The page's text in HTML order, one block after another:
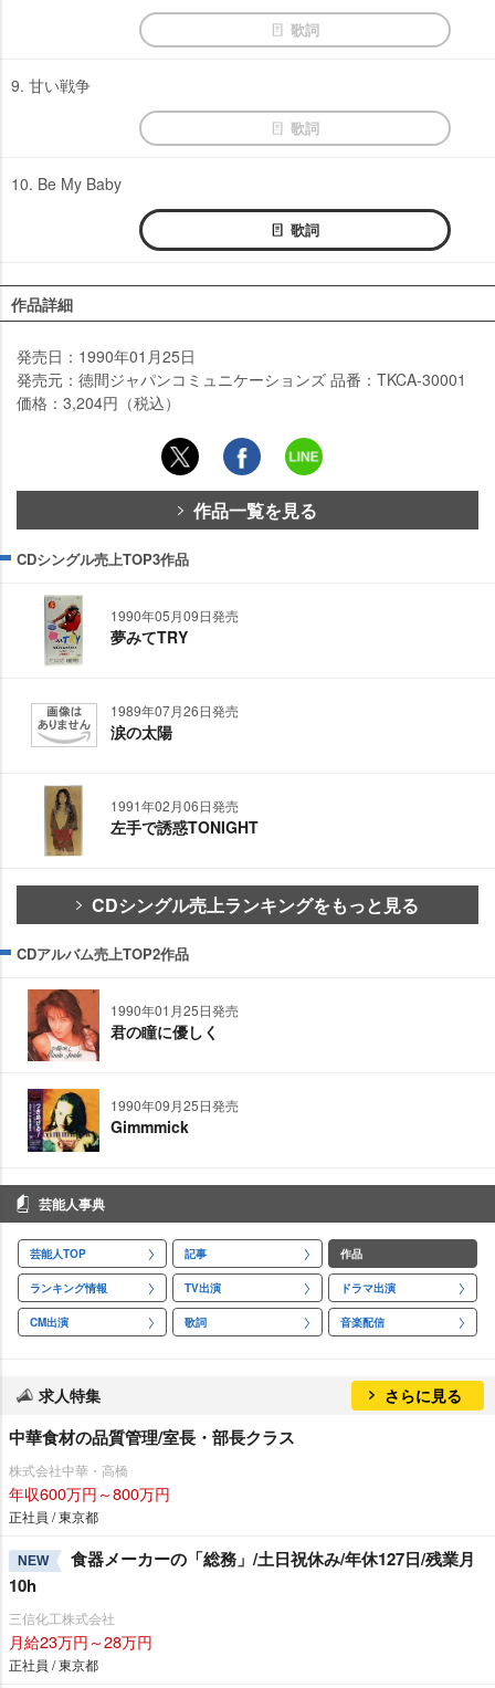
歌詞
9. 甘い戦争
歌詞
10. Be My Baby
歌詞
作品詳細
発売日：1990年01月25日
発売元：徳間ジャパンコミュニケーションズ 品番：TKCA-30001
価格：3,204円（税込）
作品一覧を見る
CDシングル売上TOP3作品
1990年05月09日発売
夢みてTRY
1989年07月26日発売
涙の太陽
1991年02月06日発売
左手で誘惑TONIGHT
CDシングル売上ランキングをもっと見る
CDアルバム売上TOP2作品
1990年01月25日発売
君の瞳に優しく
1990年09月25日発売
Gimmmick
芸能人事典
芸能人TOP 記事 作品
ランキング情報 TV出演 ドラマ出演
CM出演 歌詞 音楽配信
求人特集 さらに見る
中華食材の品質管理/室長・部長クラス
株式会社中華・高橋
年収600万円～800万円
正社員 / 東京都
NEW
食器メーカーの「総務」/土日祝休み/年休127日/残業月
10h
三信化工株式会社
月給23万円～28万円
正社員 / 東京都